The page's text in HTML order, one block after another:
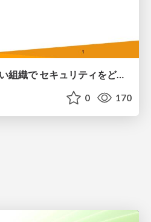
ボトムアップ文化が強い組織で セキュリティをどう根付かせていくかの現在進行形の話 / Making Security Stick in a Bottom-Up Organization
0 170